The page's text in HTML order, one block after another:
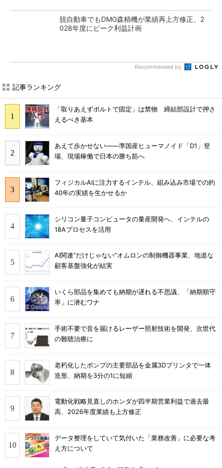
脱自動車でもDMG森精機が業績再上方修正、2
028年度にピーク利益計画
Recommended by
記事ランキング
「取りあえずボルトで固定」は禁物 締結部設計で押さ
えるべき基本
あえて歩かせない――準国産ヒューマノイド「D1」登
場、現場稼働で日本の勝ち筋へ
フィジカルAIに注力するインテル、組み込み市場での約
40年の実績を生かせるか
シリコン量子コンピュータの量産開発へ、インテルの
18Aプロセスを活用
AI関連“だけじゃない”オムロンの制御機器事業、地道な
顧客基盤強化が結実
いくら部品を集めても納期が遅れる不思議、「納期順守
率」に潜むワナ
手術不要で音を届けるレーザー照射技術を開発、次世代
の難聴治療に
老朽化したポンプの主要部品を金属3Dプリンタで一体
造形、納期を3分の1に短縮
電動化戦略見直しのホンダが四半期営業利益で過去最
高、2026年度業績も上方修正
データ整理をしていて気付いた「業務改善」に必要な考
え方について